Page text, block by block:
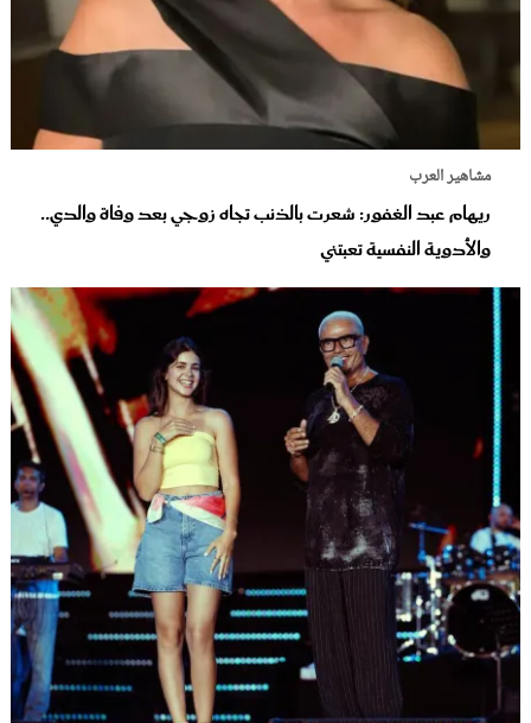
مشاهير العرب
ريهام عبد الغفور: شعرت بالذنب تجاه زوجي بعد وفاة والدي..
والأدوية النفسية تعبتني